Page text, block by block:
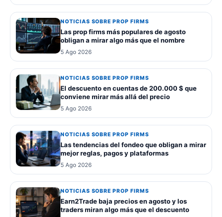
NOTICIAS SOBRE PROP FIRMS
Las prop firms más populares de agosto
obligan a mirar algo más que el nombre
5 Ago 2026
NOTICIAS SOBRE PROP FIRMS
El descuento en cuentas de 200.000 $ que
conviene mirar más allá del precio
5 Ago 2026
NOTICIAS SOBRE PROP FIRMS
Las tendencias del fondeo que obligan a mirar
mejor reglas, pagos y plataformas
5 Ago 2026
NOTICIAS SOBRE PROP FIRMS
Earn2Trade baja precios en agosto y los
traders miran algo más que el descuento